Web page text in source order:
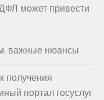
может привести
важные нюансы
получения
портал госуслуг